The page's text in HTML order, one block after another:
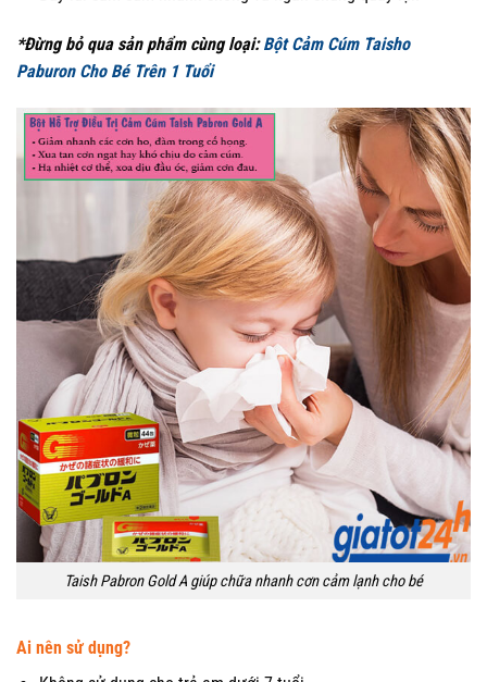
*Đừng bỏ qua sản phẩm cùng loại:Bột Cảm Cúm Taisho
Paburon Cho Bé Trên 1 Tuổi
Taish Pabron Gold A giúp chữa nhanh cơn cảm lạnh cho bé
Ai nên sử dụng?